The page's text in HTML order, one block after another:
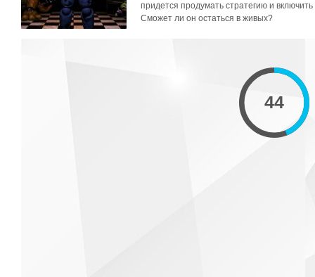
придется продумать стратегию и
Сможет ли он остаться в живых?